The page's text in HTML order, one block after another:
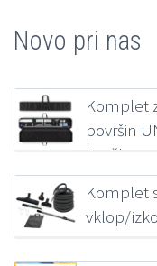
Novo pri nas
Komplet
površin
kovčku
207,00€
Komplet
vklop/